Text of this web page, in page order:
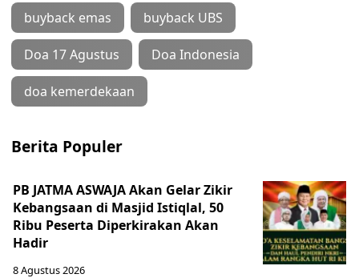
buyback emas buyback UBS
Doa 17 Agustus Doa Indonesia
doa kemerdekaan
Berita Populer
PB JATMA ASWAJA Akan Gelar Zikir
Kebangsaan di Masjid Istiqlal, 50
Ribu Peserta Diperkirakan Akan
Hadir
8 Agustus 2026